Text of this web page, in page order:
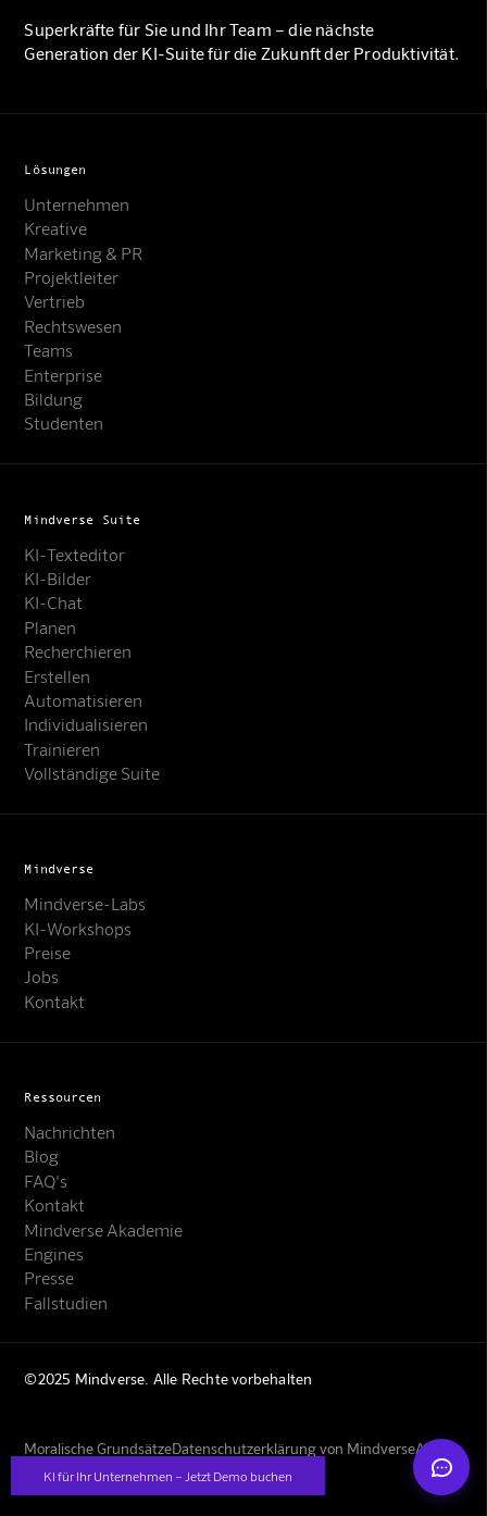
KI für Ihr Unternehmen – Jetzt Demo buchen
Online · KI-Assistent
Mindverse
Superkräfte für Sie und Ihr Team – die nächste
Generation der KI-Suite für die Zukunft der Produktivität.
Lösungen
Unternehmen
Kreative
Marketing & PR
Projektleiter
Vertrieb
Rechtswesen
Teams
Enterprise
Bildung
Studenten
Mindverse Suite
KI-Texteditor
KI-Bilder
KI-Chat
Planen
Recherchieren
Erstellen
Automatisieren
Individualisieren
Trainieren
Vollständige Suite
Mindverse
Mindverse-Labs
KI-Workshops
Preise
Jobs
Kontakt
Ressourcen
Nachrichten
Blog
FAQ's
Kontakt
Mindverse Akademie
Engines
Presse
Fallstudien
©2025 Mindverse. Alle Rechte vorbehalten
Moralische GrundsätzeDatenschutzerklärung von MindverseAGBs
Impressum